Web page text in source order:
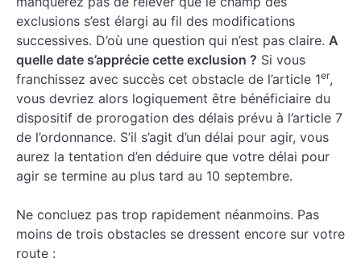
exclusions s’est élargi au fil des modifications
successives. D’où une question qui n’est pas claire. A
quelle date s’apprécie cette exclusion ? Si vous
franchissez avec succès cet obstacle de l’article 1er,
vous devriez alors logiquement être bénéficiaire du
dispositif de prorogation des délais prévu à l’article 7
de l’ordonnance. S’il s’agit d’un délai pour agir, vous
aurez la tentation d’en déduire que votre délai pour
agir se termine au plus tard au 10 septembre.
Ne concluez pas trop rapidement néanmoins. Pas
moins de trois obstacles se dressent encore sur votre
route :